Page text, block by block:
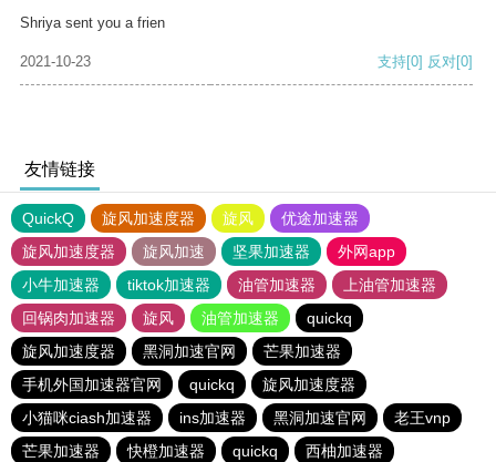
Shriya sent you a frien
2021-10-23 支持[0] 反对[0]
友情链接
QuickQ 旋风加速度器 旋风
优途加速器
旋风加速度器
旋风加速 坚果加速器
外网app
小牛加速器
tiktok加速器 油管加速器
上油管加速器
回锅肉加速器
旋风 油管加速器
quickq
旋风加速度器
黑洞加速官网
芒果加速器
手机外国加速器官网
quickq
旋风加速度器
小猫咪ciash加速器
ins加速器 黑洞加速官网
老王vnp
芒果加速器
快橙加速器 quickq 西柚加速器